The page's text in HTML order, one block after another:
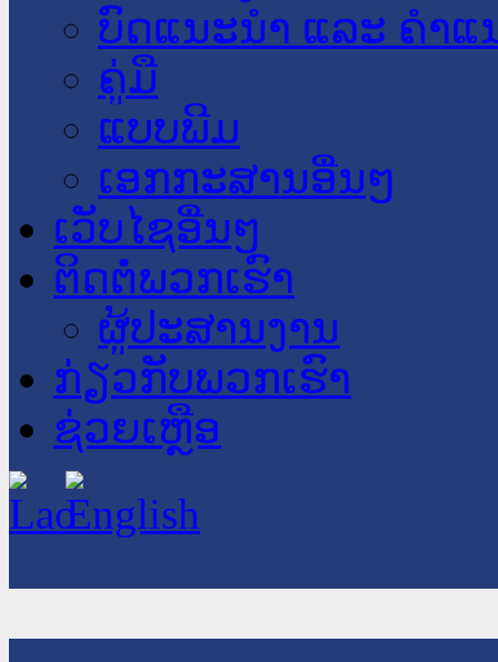
ບົດແນະນໍາ ແລະ ຄໍາແ
ຄູ່ມື
ແບບພີມ
ເອກກະສານອື່ນໆ
ເວັບໄຊອື່ນໆ
ຕິດຕໍ່ພວກເຮົາ
ຜູ້ປະສານງານ
ກ່ຽວກັບພວກເຮົາ
ຊ່ວຍເຫຼືອ